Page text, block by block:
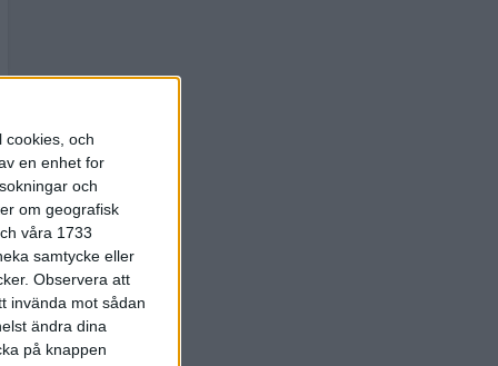
cookies, och
en enhet for
och
om geografisk
våra 1733
samtycke eller
Observera att
invända mot sådan
ändra dina
på knappen